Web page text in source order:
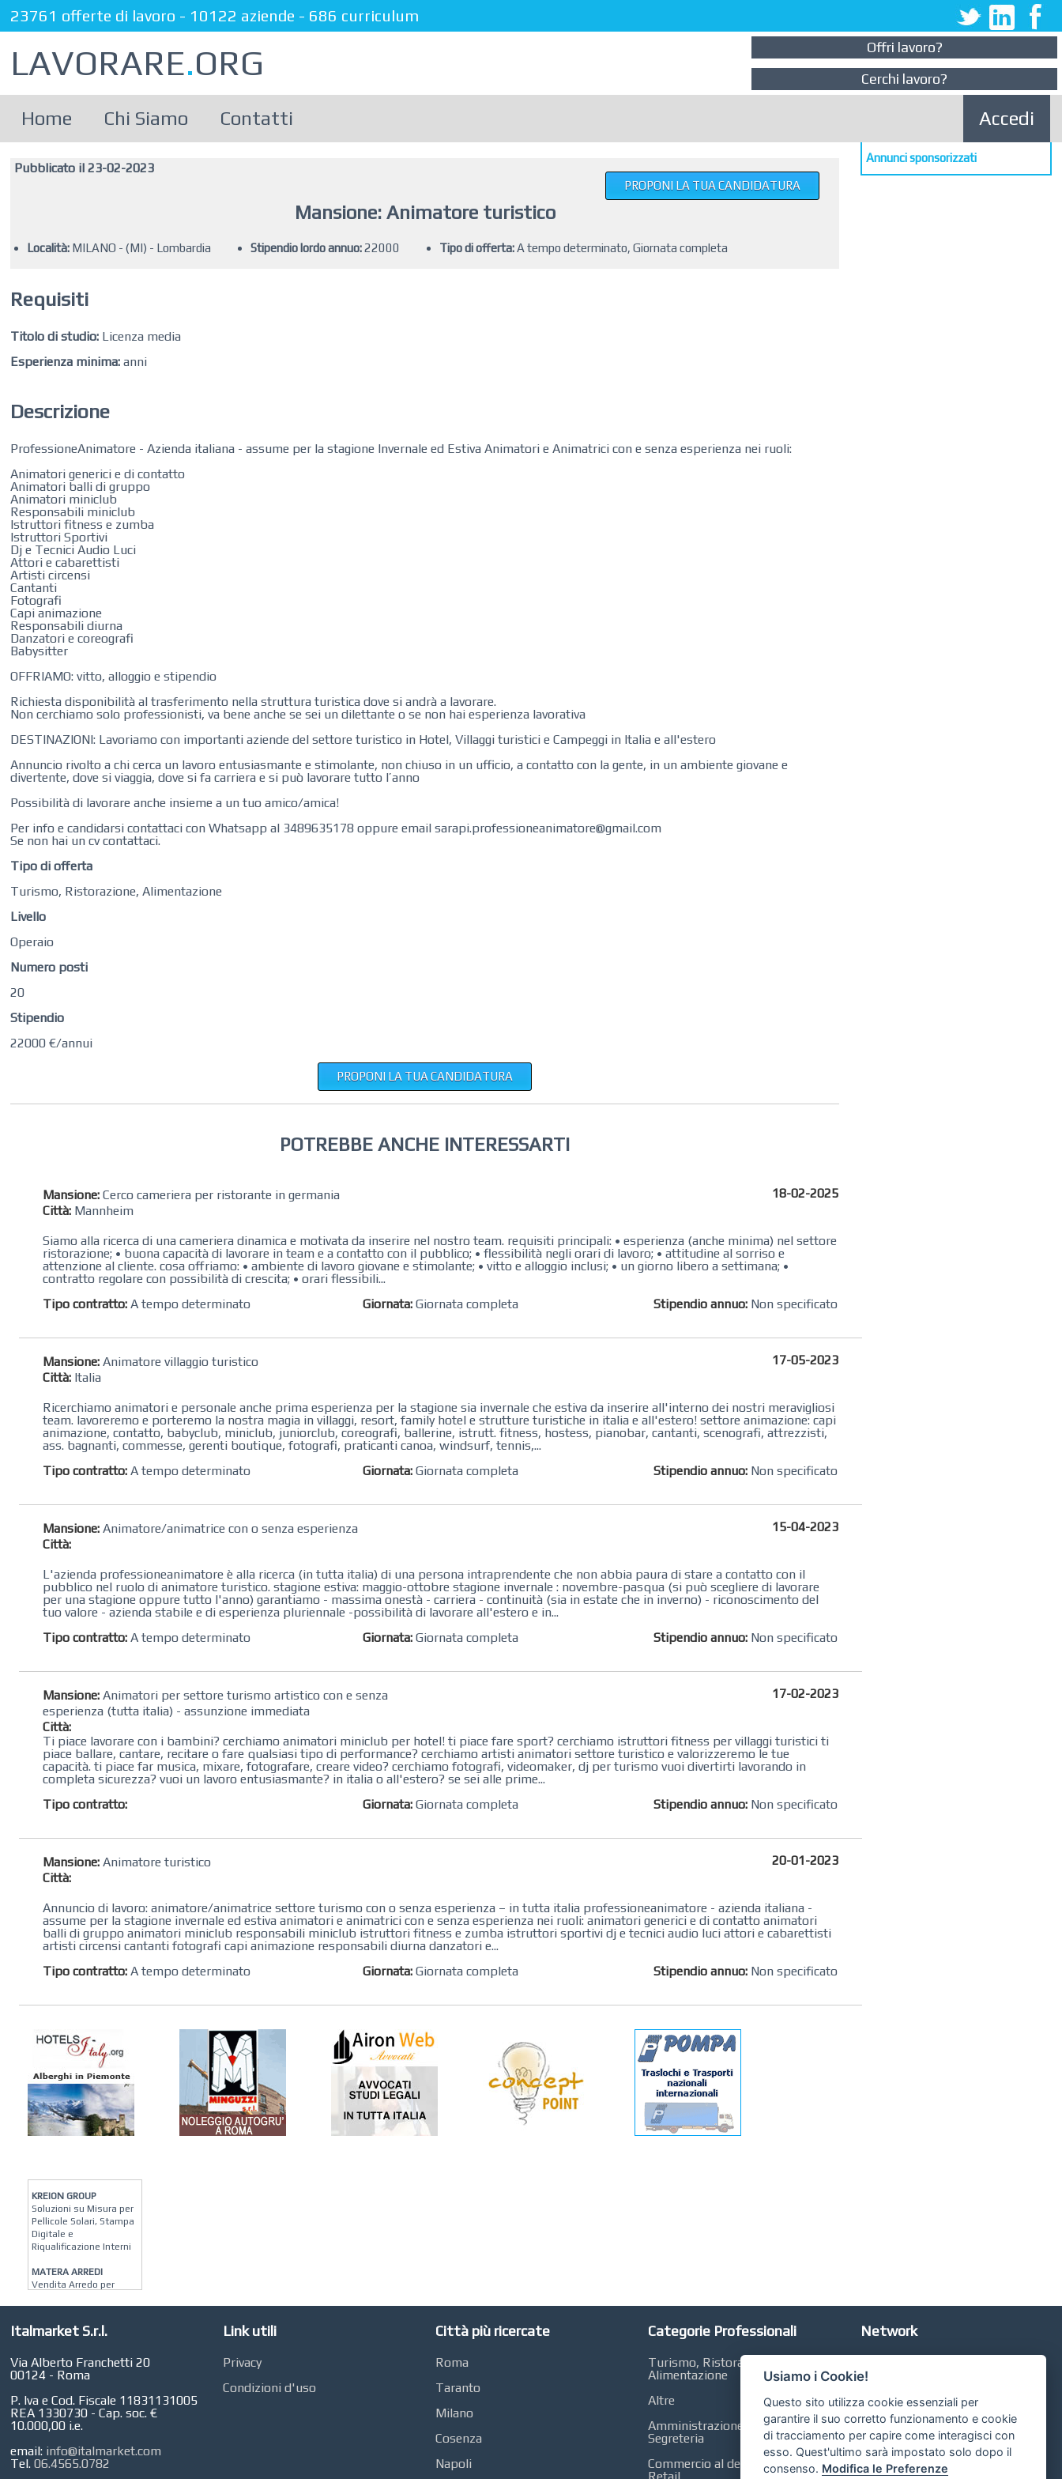
23761 offerte di lavoro - 10122 aziende - 686 curriculum
LAVORARE.ORG
Offri lavoro?
Cerchi lavoro?
Home Chi Siamo Contatti Accedi
Pubblicato il 23-02-2023
Mansione: Animatore turistico
PROPONI LA TUA CANDIDATURA
Località:MILANO - (MI) - Lombardia Stipendio lordo annuo:22000 Tipo di offerta:A tempo determinato, Giornata completa
Requisiti
Titolo di studio: Licenza media
Esperienza minima: anni
Descrizione
ProfessioneAnimatore - Azienda italiana - assume per la stagione Invernale ed Estiva Animatori e Animatrici con e senza esperienza nei ruoli:
Animatori generici e di contatto
Animatori balli di gruppo
Animatori miniclub
Responsabili miniclub
Istruttori fitness e zumba
Istruttori Sportivi
Dj e Tecnici Audio Luci
Attori e cabarettisti
Artisti circensi
Cantanti
Fotografi
Capi animazione
Responsabili diurna
Danzatori e coreografi
Babysitter
OFFRIAMO: vitto, alloggio e stipendio
Richiesta disponibilità al trasferimento nella struttura turistica dove si andrà a lavorare.
Non cerchiamo solo professionisti, va bene anche se sei un dilettante o se non hai esperienza lavorativa
DESTINAZIONI: Lavoriamo con importanti aziende del settore turistico in Hotel, Villaggi turistici e Campeggi in Italia e all'estero
Annuncio rivolto a chi cerca un lavoro entusiasmante e stimolante, non chiuso in un ufficio, a contatto con la gente, in un ambiente giovane e
divertente, dove si viaggia, dove si fa carriera e si può lavorare tutto l’anno
Possibilità di lavorare anche insieme a un tuo amico/amica!
Per info e candidarsi contattaci con Whatsapp al 3489635178 oppure email sarapi.professioneanimatore@gmail.com
Se non hai un cv contattaci.
Tipo di offerta
Turismo, Ristorazione, Alimentazione
Livello
Operaio
Numero posti
20
Stipendio
22000 €/annui
PROPONI LA TUA CANDIDATURA
POTREBBE ANCHE INTERESSARTI
Mansione: Cerco cameriera per ristorante in germania
Città: Mannheim
18-02-2025
Siamo alla ricerca di una cameriera dinamica e motivata da inserire nel nostro team. requisiti principali: • esperienza (anche minima) nel settore
ristorazione; • buona capacità di lavorare in team e a contatto con il pubblico; • flessibilità negli orari di lavoro; • attitudine al sorriso e
attenzione al cliente. cosa offriamo: • ambiente di lavoro giovane e stimolante; • vitto e alloggio inclusi; • un giorno libero a settimana; •
contratto regolare con possibilità di crescita; • orari flessibili...
Tipo contratto: A tempo determinato Giornata: Giornata completa Stipendio annuo: Non specificato
Mansione: Animatore villaggio turistico
Città: Italia
17-05-2023
Ricerchiamo animatori e personale anche prima esperienza per la stagione sia invernale che estiva da inserire all'interno dei nostri meravigliosi
team. lavoreremo e porteremo la nostra magia in villaggi, resort, family hotel e strutture turistiche in italia e all'estero! settore animazione: capi
animazione, contatto, babyclub, miniclub, juniorclub, coreografi, ballerine, istrutt. fitness, hostess, pianobar, cantanti, scenografi, attrezzisti,
ass. bagnanti, commesse, gerenti boutique, fotografi, praticanti canoa, windsurf, tennis,...
Tipo contratto: A tempo determinato Giornata: Giornata completa Stipendio annuo: Non specificato
Mansione: Animatore/animatrice con o senza esperienza
Città:
15-04-2023
L'azienda professioneanimatore è alla ricerca (in tutta italia) di una persona intraprendente che non abbia paura di stare a contatto con il
pubblico nel ruolo di animatore turistico. stagione estiva: maggio-ottobre stagione invernale : novembre-pasqua (si può scegliere di lavorare
per una stagione oppure tutto l'anno) garantiamo - massima onestà - carriera - continuità (sia in estate che in inverno) - riconoscimento del
tuo valore - azienda stabile e di esperienza pluriennale -possibilità di lavorare all'estero e in...
Tipo contratto: A tempo determinato Giornata: Giornata completa Stipendio annuo: Non specificato
Mansione: Animatori per settore turismo artistico con e senza
esperienza (tutta italia) - assunzione immediata
Città:
17-02-2023
Ti piace lavorare con i bambini? cerchiamo animatori miniclub per hotel! ti piace fare sport? cerchiamo istruttori fitness per villaggi turistici ti
piace ballare, cantare, recitare o fare qualsiasi tipo di performance? cerchiamo artisti animatori settore turistico e valorizzeremo le tue
capacità. ti piace far musica, mixare, fotografare, creare video? cerchiamo fotografi, videomaker, dj per turismo vuoi divertirti lavorando in
completa sicurezza? vuoi un lavoro entusiasmante? in italia o all'estero? se sei alle prime...
Tipo contratto:
Giornata: Giornata completa Stipendio annuo: Non specificato
Mansione: Animatore turistico
Città:
20-01-2023
Annuncio di lavoro: animatore/animatrice settore turismo con o senza esperienza – in tutta italia professioneanimatore - azienda italiana -
assume per la stagione invernale ed estiva animatori e animatrici con e senza esperienza nei ruoli: animatori generici e di contatto animatori
balli di gruppo animatori miniclub responsabili miniclub istruttori fitness e zumba istruttori sportivi dj e tecnici audio luci attori e cabarettisti
artisti circensi cantanti fotografi capi animazione responsabili diurna danzatori e...
Tipo contratto: A tempo determinato Giornata: Giornata completa Stipendio annuo: Non specificato
KREION GROUP
Soluzioni su Misura per
Pellicole Solari, Stampa
Digitale e
Riqualificazione Interni
MATERA ARREDI
Vendita Arredo per
Interni, Esterni e
Giardino a Roma
STUDIO MICCI
Revisore dei Conti a
Roma
AZIENDA AGRICOLA DI
COLA
Azienda Agricola a
CONCEPT POINT
Annunci sponsorizzati
Italmarket S.r.l.
Via Alberto Franchetti 20
00124 - Roma
P. Iva e Cod. Fiscale 11831131005
REA 1330730 - Cap. soc. €
10.000,00 i.e.
email: info@italmarket.com
Tel.06.4565.0782
Link utili
Privacy
Condizioni d'uso
Città più ricercate
Roma
Taranto
Milano
Cosenza
Napoli
Categorie Professionali
Turismo, Ristorazione,
Alimentazione
Altre
Amministrazione, Contabilità,
Segreteria
Commercio al dettaglio, GDO,
Retail
Network
Libri Online
Compravendita
Usiamo i Cookie!
Questo sito utilizza cookie essenziali per
garantire il suo corretto funzionamento e cookie
di tracciamento per capire come interagisci con
esso. Quest'ultimo sarà impostato solo dopo il
consenso. Modifica le Preferenze